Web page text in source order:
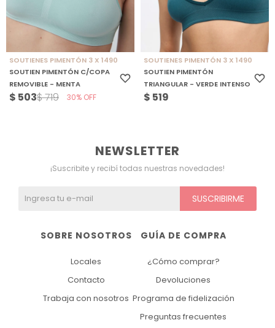
SOUTIENES PIMENTÓN 3 X 1490
SOUTIEN PIMENTÓN C/COPA
REMOVIBLE - MENTA
$ 503$719 30
SOUTIENES PIMENTÓN 3 X 1490
SOUTIEN PIMENTÓN
TRIANGULAR - VERDE INTENSO
$ 519
GUÍA DE COMPRA
¿Cómo comprar?
Devoluciones
Programa de fidelización
Preguntas frecuentes
SOBRE NOSOTROS
Locales
Contacto
Trabaja con nosotros
NEWSLETTER
¡Suscribite y recibí todas nuestras novedades!
SUSCRIBIRME